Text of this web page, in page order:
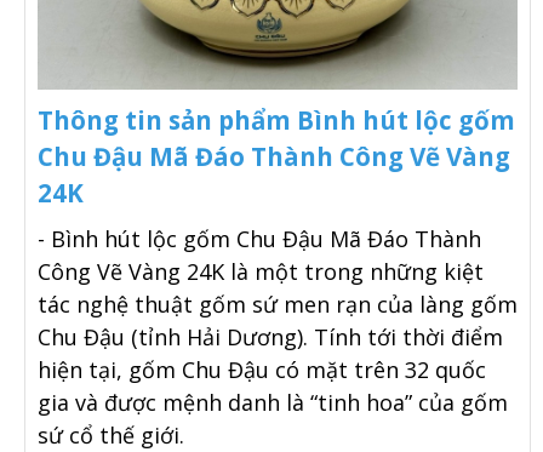
Thông tin sản phẩm Bình hút lộc gốm
Chu Đậu Mã Đáo Thành Công Vẽ Vàng
24K
- Bình hút lộc gốm Chu Đậu Mã Đáo Thành
Công Vẽ Vàng 24K là một trong những kiệt
tác nghệ thuật gốm sứ men rạn của làng gốm
Chu Đậu (tỉnh Hải Dương). Tính tới thời điểm
hiện tại, gốm Chu Đậu có mặt trên 32 quốc
gia và được mệnh danh là “tinh hoa” của gốm
sứ cổ thế giới.